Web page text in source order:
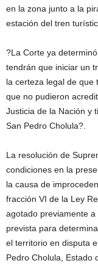
en la zona junto a la
estación del tren
?La Corte ya
tendrán que iniciar un
la certeza legal de que
que no pudieron
Justicia de la Nación y
San Pedro Cholula?.
La resolución de
condiciones en la
la causa de
fracción VI de la Ley
agotado previamente
prevista para
el territorio en disputa
Pedro Cholula, Estado